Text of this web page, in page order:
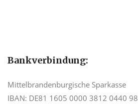
Bankverbindung:
Mittelbrandenburgische Sparkasse
IBAN: DE81 1605 0000 3812 0440 98